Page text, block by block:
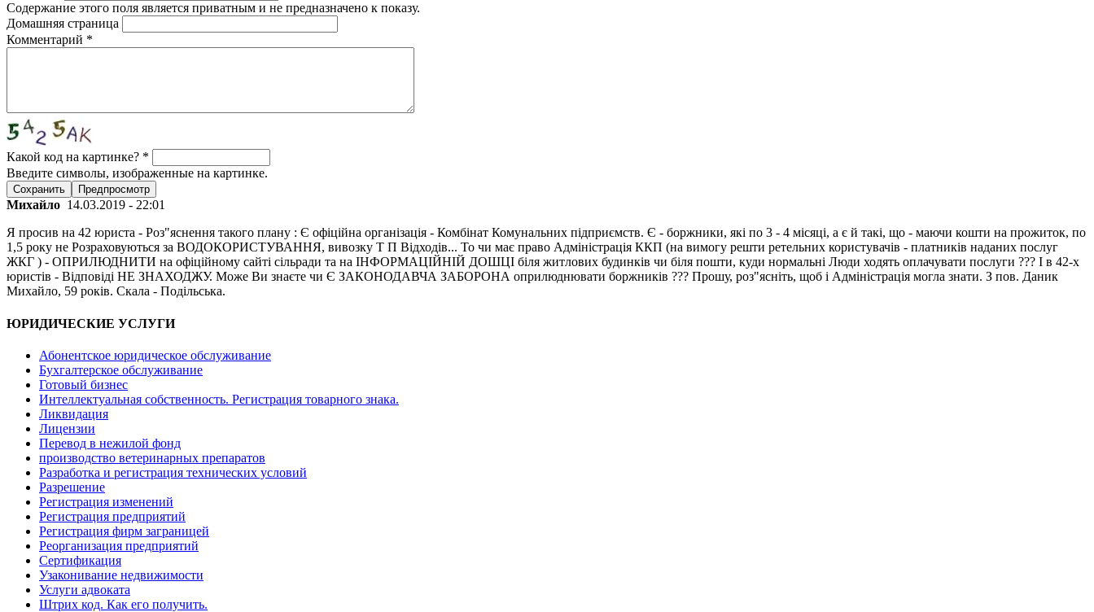
Содержание этого поля является приватным и не предназначено к показу.
Домашняя страница
Комментарий *
Какой код на картинке? *
Введите символы, изображенные на картинке.
Михайло 14.03.2019 - 22:01
Я просив на 42 юриста - Роз"яснення такого плану : Є офіційна організація - Комбінат Комунальних підприємств. Є - боржники, які по 3 - 4 місяці, а є й такі, що - маючи кошти на прожиток, по
1,5 року не Розраховуються за ВОДОКОРИСТУВАННЯ, вивозку Т П Відходів... То чи має право Адміністрація ККП (на вимогу решти ретельних користувачів - платників наданих послуг
ЖКГ ) - ОПРИЛЮДНИТИ на офіційному сайті сільради та на ІНФОРМАЦІЙНІЙ ДОШЦІ біля житлових будинків чи біля пошти, куди нормальні Люди ходять оплачувати послуги ??? І в 42-х
юристів - Відповіді НЕ ЗНАХОДЖУ. Може Ви знаєте чи Є ЗАКОНОДАВЧА ЗАБОРОНА оприлюднювати боржників ??? Прошу, роз"ясніть, щоб і Адміністрація могла знати. З пов. Даник
Михайло, 59 років. Скала - Подільська.
ЮРИДИЧЕСКИЕ УСЛУГИ
Абонентское юридическое обслуживание
Бухгалтерское обслуживание
Готовый бизнес
Интеллектуальная собственность. Регистрация товарного знака.
Ликвидация
Лицензии
Перевод в нежилой фонд
производство ветеринарных препаратов
Разработка и регистрация технических условий
Разрешение
Регистрация изменений
Регистрация предприятий
Регистрация фирм заграницей
Реорганизация предприятий
Сертификация
Узаконивание недвижимости
Услуги адвоката
Штрих код. Как его получить.